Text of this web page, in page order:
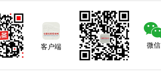
客户端 微信